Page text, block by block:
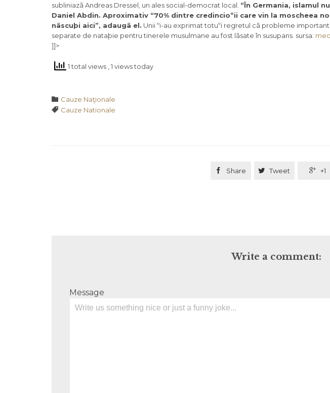
subliniazã Andreas Dressel, un ales social-democrat local. “În Germania, islamul
Daniel Abdin. Aproximativ “70% dintre credincioºii care vin la moscheea
nãscuþi aici”, adaugã el. Unii ºi-au exprimat totuºi regretul cã probleme
separate de nataþie pentru tinerele musulmane au fost lãsate în susupans. sursa:
]]>
1 total views , 1 views today
 Category
Cauze Naţionale
 Tags
Cauze Nationale
 Share  Tweet  +1
Write a comment:
Message